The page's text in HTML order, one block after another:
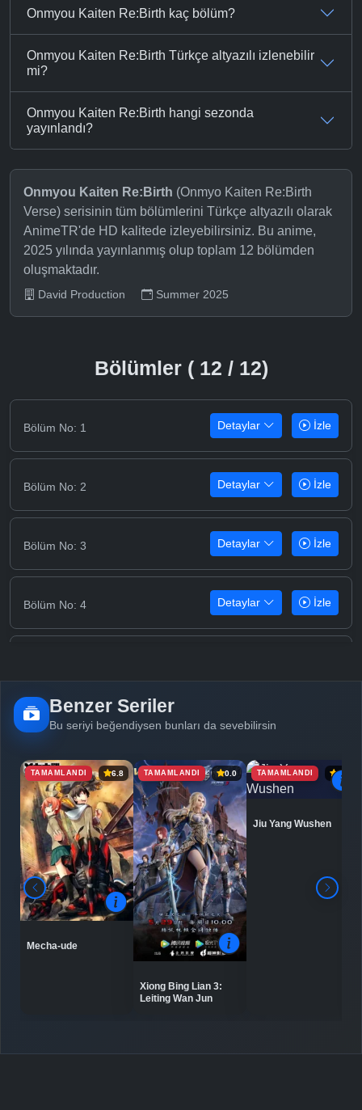
Onmyou Kaiten Re:Birth kaç bölüm?
Onmyou Kaiten Re:Birth Türkçe altyazılı izlenebilir
mi?
Onmyou Kaiten Re:Birth hangi sezonda
yayınlandı?
Onmyou Kaiten Re:Birth (Onmyo Kaiten Re:Birth
Verse) serisinin tüm bölümlerini Türkçe altyazılı olarak
AnimeTR'de HD kalitede izleyebilirsiniz. Bu anime,
2025 yılında yayınlanmış olup toplam 12 bölümden
oluşmaktadır.
David Production Summer 2025
Bölümler ( 12 / 12)
Bölüm No: 1 Detaylar İzle
Bölüm No: 2 Detaylar İzle
Bölüm No: 3 Detaylar İzle
Bölüm No: 4 Detaylar İzle
Bölüm No: 6 Detaylar
Bölüm No: 7 Detaylar İzle
Bölüm No: 8 Detaylar
Bölüm No: 9 Detaylar İzle
Detaylar
Benzer Seriler
Bu seriyi beğendiysen bunları da sevebilirsin
TAMAMLANDI 6.8
Mecha-ude
TAMAMLANDI 0.0
Xiong Bing Lian 3:
Leiting Wan Jun
TAMAMLANDI 6.9
Jiu Yang Wushen